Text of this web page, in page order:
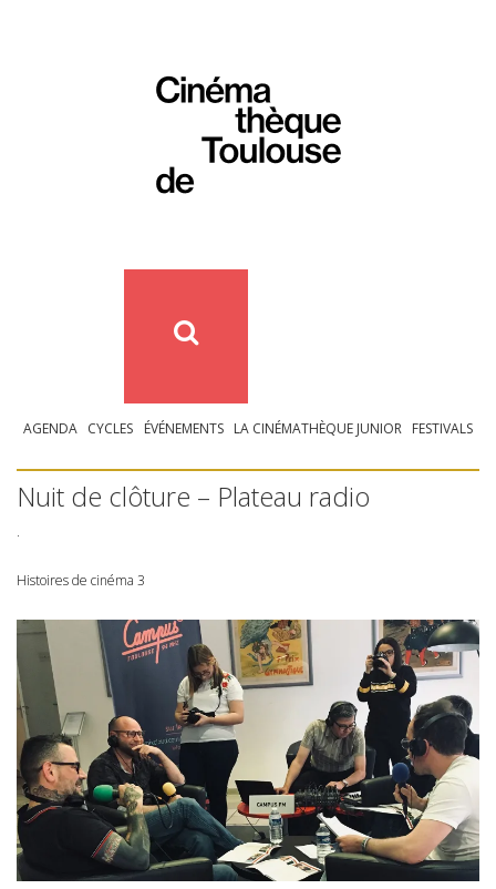
AGENDA CYCLES ÉVÉNEMENTS LA CINÉMATHÈQUE JUNIOR FESTIVALS
Nuit de clôture – Plateau radio
.
Histoires de cinéma 3